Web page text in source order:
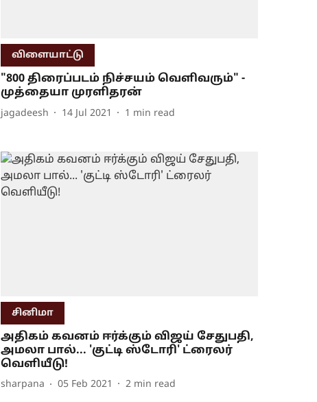
விளையாட்டு
"800 திரைப்படம் நிச்சயம் வெளிவரும்" -
முத்தையா முரளிதரன்
jagadeesh 14 Jul 2021 1 min read
சினிமா
அதிகம் கவனம் ஈர்க்கும் விஜய் சேதுபதி,
அமலா பால்... 'குட்டி ஸ்டோரி' ட்ரைலர்
வெளியீடு!
sharpana 05 Feb 2021 2 min read